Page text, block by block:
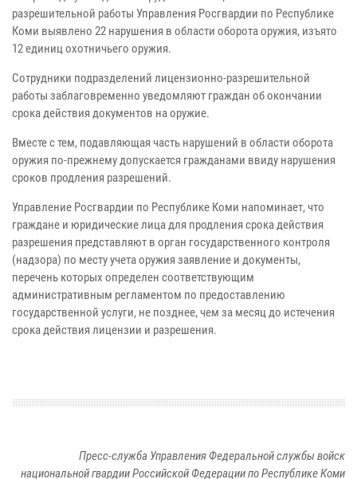
разрешительной работы Управления Росгвардии по Республике
Коми выявлено 22 нарушения в области оборота оружия, изъято
12 единиц охотничьего оружия.
Сотрудники подразделений лицензионно-разрешительной
работы заблаговременно уведомляют граждан об окончании
срока действия документов на оружие.
Вместе с тем, подавляющая часть нарушений в области оборота
оружия по-прежнему допускается гражданами ввиду нарушения
сроков продления разрешений.
Управление Росгвардии по Республике Коми напоминает, что
граждане и юридические лица для продления срока действия
разрешения представляют в орган государственного контроля
(надзора) по месту учета оружия заявление и документы,
перечень которых определен соответствующим
административным регламентом по предоставлению
государственной услуги, не позднее, чем за месяц до истечения
срока действия лицензии и разрешения.
Пресс-служба Управления Федеральной службы войск
национальной гвардии Российской Федерации по Республике Коми